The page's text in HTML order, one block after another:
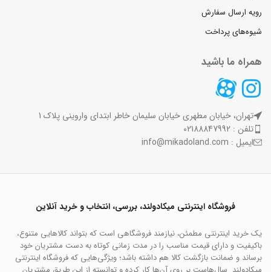
رویه ارسال سفارش
شیوه‌های پرداخت
همراه ما باشید
تهران، خیابان مطهری خیابان سلیمان خاطر ابتدای واروینی پلاک 1
تلفن : 02188847992
ایمیل : info@mikadoland.com
فروشگاه اینترنتی میکادولند، بررسی، انتخاب و خرید آنلاین
یک خرید اینترنتی مطمئن، نیازمند فروشگاهی است که بتواند کالاهایی متنوع،
باکیفیت و دارای قیمت مناسب را در مدت زمانی کوتاه به دست مشتریان خود
برساند و ضمانت بازگشت کالا هم داشته باشد؛ ویژگی‌هایی که فروشگاه اینترنتی